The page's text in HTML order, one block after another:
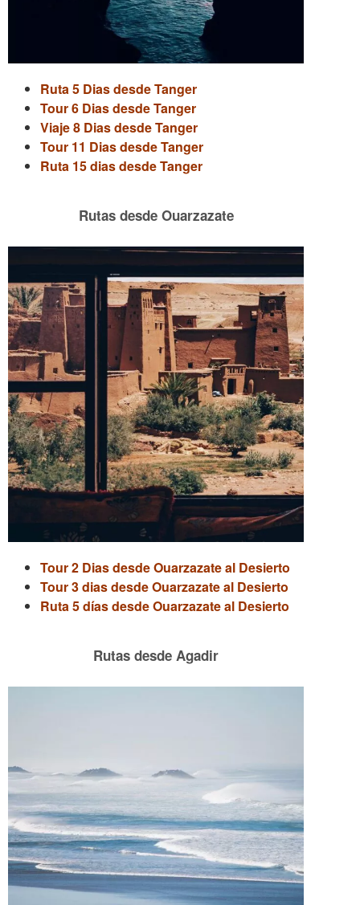
Ruta 5 Dias desde Tanger
Tour 6 Dias desde Tanger
Viaje 8 Dias desde Tanger
Tour 11 Dias desde Tanger
Ruta 15 dias desde Tanger
Rutas desde Ouarzazate
Tour 2 Dias desde Ouarzazate al Desierto
Tour 3 dias desde Ouarzazate al Desierto
Ruta 5 días desde Ouarzazate al Desierto
Rutas desde Agadir